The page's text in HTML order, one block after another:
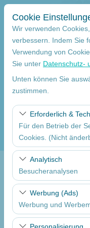
Cookie
Wir verwenden
verbessern. Indem Sie
Verwendung von
Sie unter Datenschutz-
Unten können Sie
zustimmen.
Erforderlich &
Für den Betrieb der
Cookies. (Nicht
Diese Cookies sind
Funktionieren der
Sitzungsverwaltung
erforderlich. Sie
Analytisch
Besucheranalysen
Diese Cookies
unsere Website
meistbesuchte
werden verwendet,
Werbung (Ads)
Werbung und
Diese Cookies
Abholstation
Mersin Çukurova
Eine andere
Abholdatum
Return date